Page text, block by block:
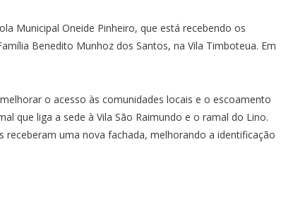
Municipal Oneide Pinheiro, que está recebendo os
Benedito Munhoz dos Santos, na Vila Timboteua. Em
o acesso às comunidades locais e o escoamento
que liga a sede à Vila São Raimundo e o ramal do Lino.
receberam uma nova fachada, melhorando a identificação